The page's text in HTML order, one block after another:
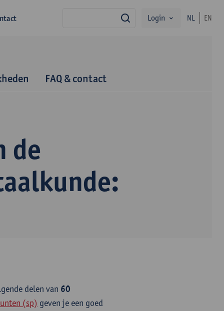
zoekLogin NL EN
FAQ & contact
de
delen van 60
(sp) geven je een goed